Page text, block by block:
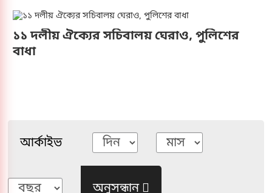
১১ দলীয় ঐক্যের সচিবালয় ঘেরাও, পুলিশের
বাধা
আর্কাইভ
অনুসন্ধান